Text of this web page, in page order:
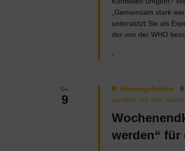
„Gemeinsam stark
unterstützt Sie als
der von der WHO
-
SA.
9
werden“ für
Hervorgehoben
werden“ für den